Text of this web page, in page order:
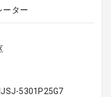
ーター
5301P25G7